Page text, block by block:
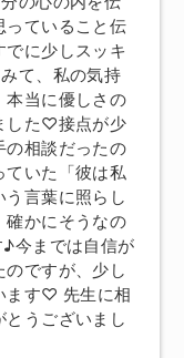
っていること伝
でに少しスッキ
て、私の気持
本当に優しさの
した♡接点が少
の相談だったの
ていた「彼は私
う言葉に照らし
確かにそうなの
今までは自信が
ですが、少し
ます♡ 先生に相
うございまし